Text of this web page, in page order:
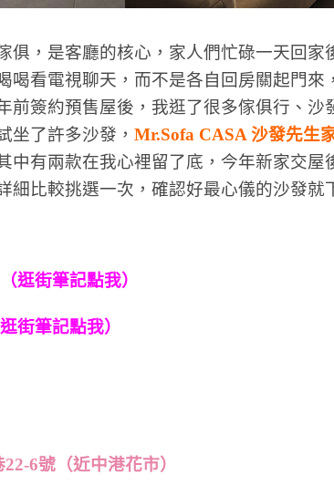
俱，是客廳的核心，家人們忙碌一天回家
喝看電視聊天，而不是各自回房關起門來
前簽約預售屋後，我逛了很多傢俱行、沙
坐了許多沙發， Mr.Sofa CASA 沙發先生
中有兩款在我心裡留了底，今年新家交屋
細比較挑選一次，確認好最心儀的沙發就
逛街筆記點我）
街筆記點我）
6號（近中港花市）